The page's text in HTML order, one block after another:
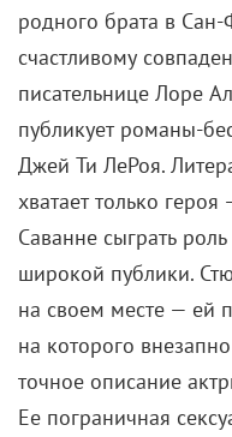
родного брата в
счастливому
писательнице Лоре
публикует романы-
Джей Ти ЛеРоя.
хватает только
Саванне сыграть
широкой публики.
на своем месте — ей
на которого
точное описание
Ее пограничная